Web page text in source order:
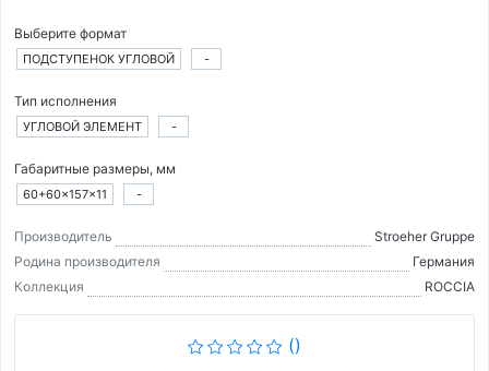
Выберите формат
ПОДСТУПЕНОК УГЛОВОЙ -
Тип исполнения
УГЛОВОЙ ЭЛЕМЕНТ -
Габаритные размеры, мм
60+60×157×11 -
Производитель
Stroeher Gruppe
Родина производителя
Германия
Коллекция
ROCCIA
()